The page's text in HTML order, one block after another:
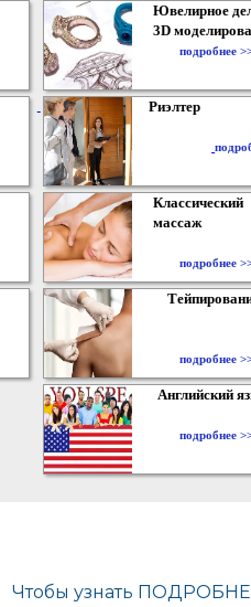
Ювелирное
3D
подробнее
Риэлтер
Классический
массаж
подробнее
подробнее
Английский
подробнее